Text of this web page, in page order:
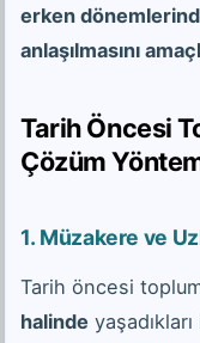
erken
anlaşılmasını
Tarih Öncesi
Çözüm
1. Müzakere ve
Tarih öncesi
halinde